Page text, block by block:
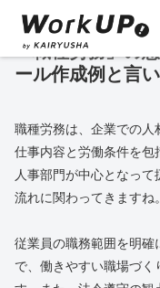
「職種労務」の
ール作成例と言
職種労務は、企業での
仕事内容と労働条件を
人事部門が中心となっ
流れに関わってきますね。
従業員の職務範囲を明確
で、働きやすい職場づく